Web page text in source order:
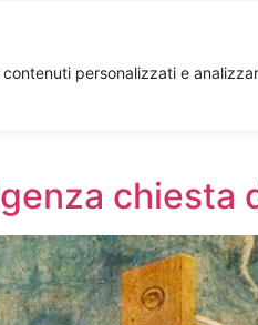
personalizzati e
chiesta